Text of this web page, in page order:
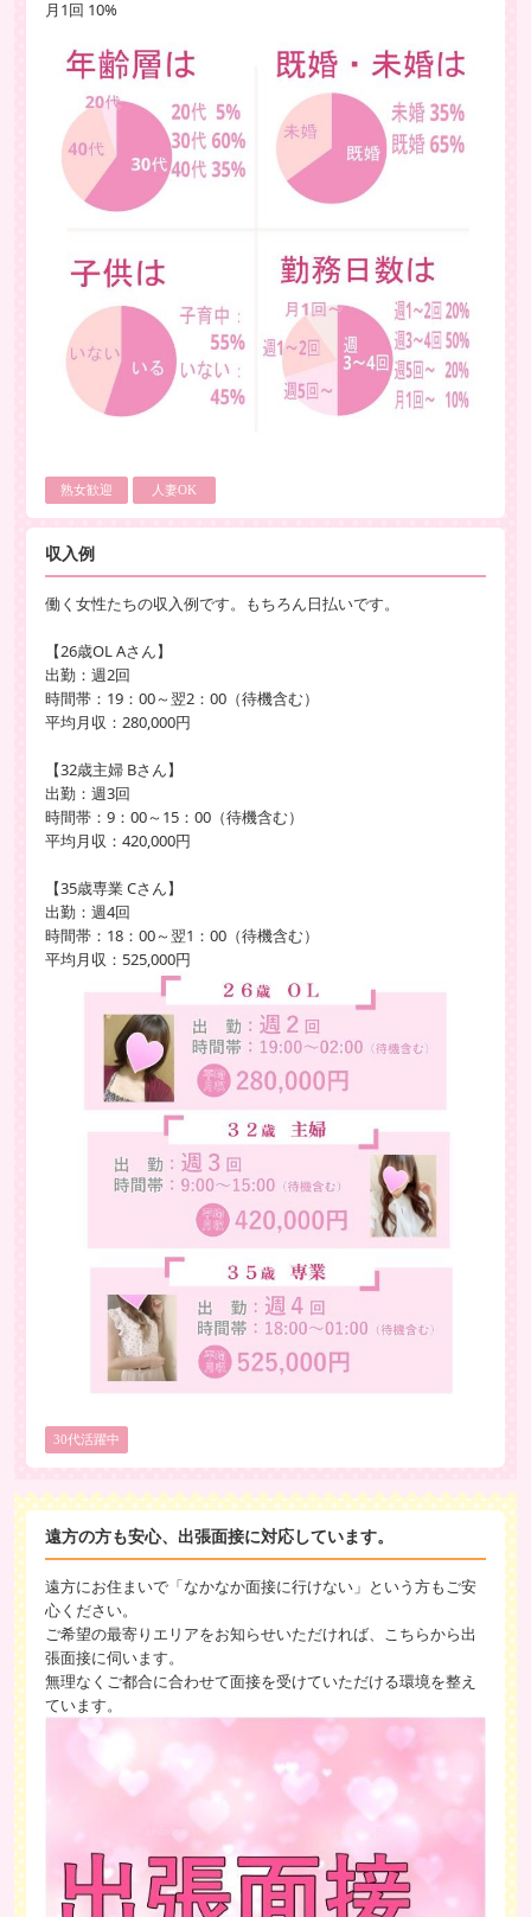
月1回 10%
熟女歓迎 人妻OK
収入例
働く女性たちの収入例です。もちろん日払いです。
【26歳OL Aさん】
出勤：週2回
時間帯：19：00～翌2：00（待機含む）
平均月収：280,000円
【32歳主婦 Bさん】
出勤：週3回
時間帯：9：00～15：00（待機含む）
平均月収：420,000円
【35歳専業 Cさん】
出勤：週4回
時間帯：18：00～翌1：00（待機含む）
平均月収：525,000円
30代活躍中
遠方の方も安心、出張面接に対応しています。
遠方にお住まいで「なかなか面接に行けない」という方もご安
心ください。
ご希望の最寄りエリアをお知らせいただければ、こちらから出
張面接に伺います。
無理なくご都合に合わせて面接を受けていただける環境を整え
ています。